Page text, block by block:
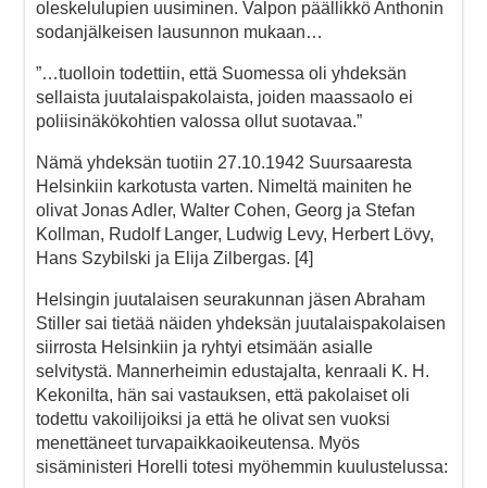
oleskelulupien uusiminen. Valpon päällikkö Anthonin
sodanjälkeisen lausunnon mukaan…
”…tuolloin todettiin, että Suomessa oli yhdeksän
sellaista juutalaispakolaista, joiden maassaolo ei
poliisinäkökohtien valossa ollut suotavaa.”
Nämä yhdeksän tuotiin 27.10.1942 Suursaaresta
Helsinkiin karkotusta varten. Nimeltä mainiten he
olivat Jonas Adler, Walter Cohen, Georg ja Stefan
Kollman, Rudolf Langer, Ludwig Levy, Herbert Lövy,
Hans Szybilski ja Elija Zilbergas. [4]
Helsingin juutalaisen seurakunnan jäsen Abraham
Stiller sai tietää näiden yhdeksän juutalaispakolaisen
siirrosta Helsinkiin ja ryhtyi etsimään asialle
selvitystä. Mannerheimin edustajalta, kenraali K. H.
Kekonilta, hän sai vastauksen, että pakolaiset oli
todettu vakoilijoiksi ja että he olivat sen vuoksi
menettäneet turvapaikkaoikeutensa. Myös
sisäministeri Horelli totesi myöhemmin kuulustelussa: